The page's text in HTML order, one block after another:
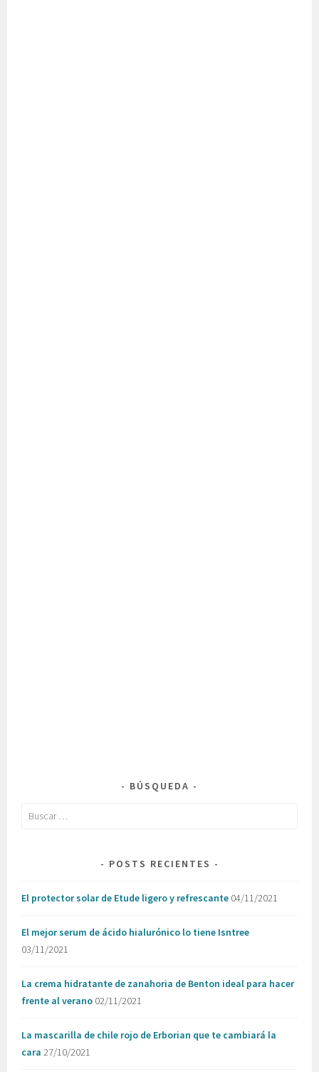
BÚSQUEDA
Buscar:
POSTS RECIENTES
El protector solar de Etude ligero y refrescante 04/11/2021
El mejor serum de ácido hialurónico lo tiene Isntree
03/11/2021
La crema hidratante de zanahoria de Benton ideal para hacer
frente al verano 02/11/2021
La mascarilla de chile rojo de Erborian que te cambiará la
cara 27/10/2021